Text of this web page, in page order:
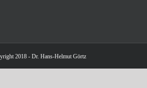
2018 - Dr. Hans-Helmut Görtz